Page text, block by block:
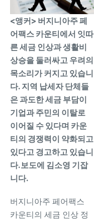
<앵커> 버지니아주 페
어팩스 카운티에서 잇따
른 세금 인상과 생활비
상승을 둘러싸고 우려의
목소리가 커지고 있습니
다. 지역 납세자 단체들
은 과도한 세금 부담이
기업과 주민의 이탈로
이어질 수 있다며 카운
티의 경쟁력이 약화되고
있다고 경고하고 있습니
다.보도에 김소영 기잡
니다.
버지니아주 페어팩스
카운티의 세금 인상 정